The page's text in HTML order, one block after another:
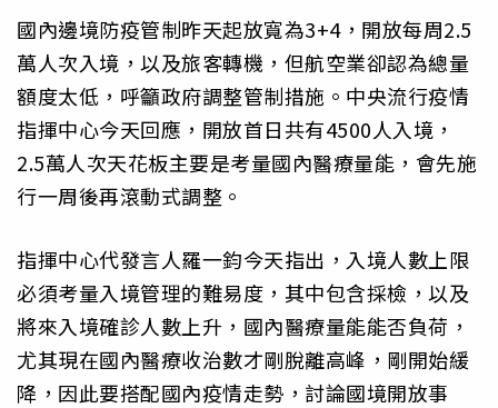
國內邊境防疫管制昨天起放寬為3+4，開放每周2.5
萬人次入境，以及旅客轉機，但航空業卻認為總量
額度太低，呼籲政府調整管制措施。中央流行疫情
指揮中心今天回應，開放首日共有4500人入境，
2.5萬人次天花板主要是考量國內醫療量能，會先施
行一周後再滾動式調整。
指揮中心代發言人羅一鈞今天指出，入境人數上限
必須考量入境管理的難易度，其中包含採檢，以及
將來入境確診人數上升，國內醫療量能能否負荷，
尤其現在國內醫療收治數才剛脫離高峰，剛開始緩
降，因此要搭配國內疫情走勢，討論國境開放事